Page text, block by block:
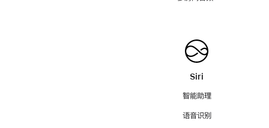
Siri
智能助理
语音识别